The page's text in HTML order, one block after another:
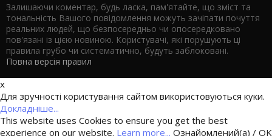
Залишаючи коментар, будь ласка, пам'ятайте, що зміст та
тональність Вашого повідомлення можуть зачіпати почуття
реальних людей, що безпосередньо чи опосередковано
пов'язані із цією новиною. Користувачі, які порушують ці
правила грубо чи систематично, будуть заблоковані.
Повна версія правил
x
Для зручності користування сайтом використовуються куки.
Докладніше...
This website uses Cookies to ensure you get the best
experience on our website. Learn more... Ознайомлений(а) / OK